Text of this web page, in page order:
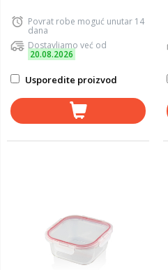
Povrat robe moguć unutar 14
dana
Dostavljamo već od
20.08.2026
Usporedite proizvod